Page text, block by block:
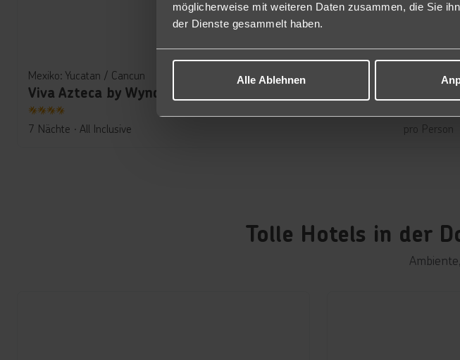
möglicherweise mit weiteren Daten zusammen, die Sie
der Dienste gesammelt haben.
Alle Ablehnen
Mexiko: Yucatan / Cancun
4
7 Nächte ∙ All Inclusive pro Person
Tolle Hotels in der